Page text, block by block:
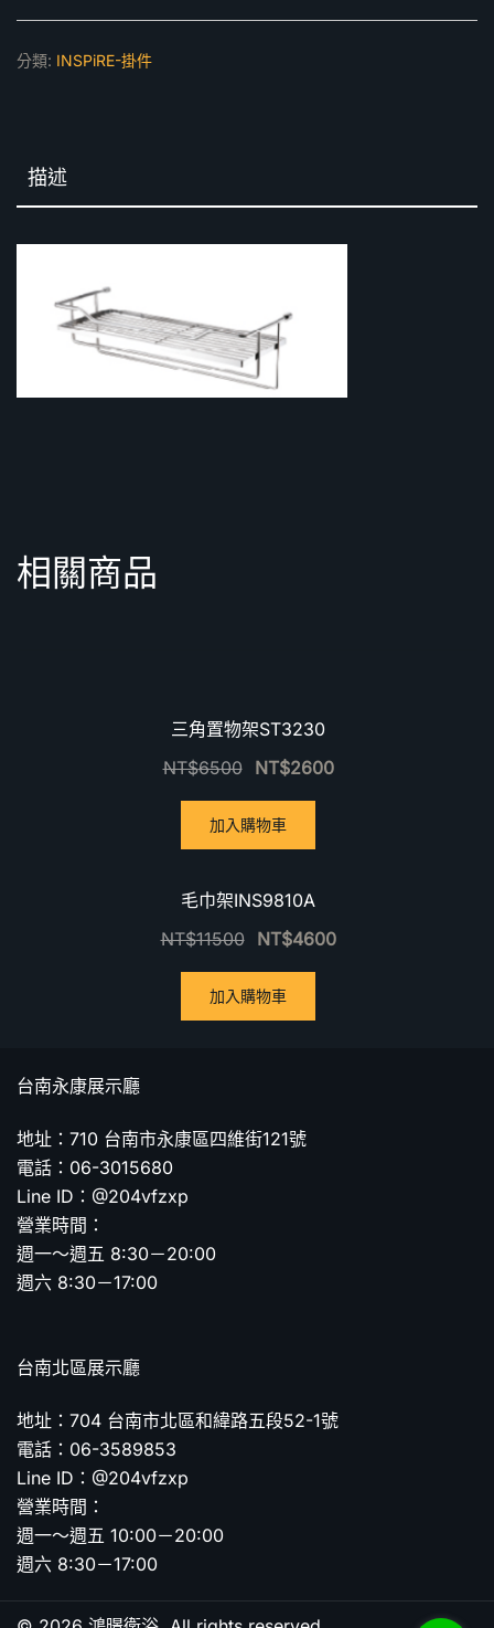
分類: INSPiRE-掛件
描述
相關商品
三角置物架ST3230
NT$6500 NT$2600
加入購物車
毛巾架INS9810A
NT$11500 NT$4600
加入購物車
台南永康展示廳
地址：710 台南市永康區四維街121號
電話：06-3015680
Line ID：@204vfzxp
營業時間：
週一～週五 8:30－20:00
週六 8:30－17:00
台南北區展示廳
地址：704 台南市北區和緯路五段52-1號
電話：06-3589853
Line ID：@204vfzxp
營業時間：
週一～週五 10:00－20:00
週六 8:30－17:00